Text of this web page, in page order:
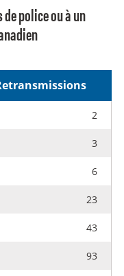
police ou à un
2
3
6
23
43
93